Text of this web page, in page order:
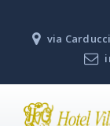
via